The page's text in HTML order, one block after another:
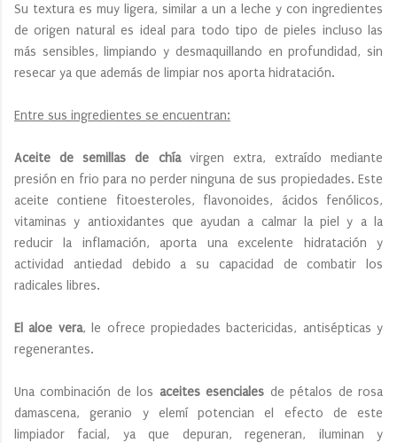
Su textura es muy ligera, similar a un a leche y con ingredientes
de origen natural es ideal para todo tipo de pieles incluso las
más sensibles, limpiando y desmaquillando en profundidad, sin
resecar ya que además de limpiar nos aporta hidratación.
Entre sus ingredientes se encuentran:
Aceite de semillas de chíavirgen extra, extraído mediante
presión en frio para no perder ninguna de sus propiedades. Este
aceite contiene fitoesteroles, flavonoides, ácidos fenólicos,
vitaminas y antioxidantes que ayudan a calmar la piel y a la
reducir la inflamación, aporta una excelente hidratación y
actividad antiedad debido a su capacidad de combatir los
radicales libres.
El aloe vera, le ofrece propiedades bactericidas, antisépticas y
regenerantes.
Una combinación de los aceites esenciales de pétalos de rosa
damascena, geranio y elemí potencian el efecto de este
limpiador facial, ya que depuran, regeneran, iluminan y